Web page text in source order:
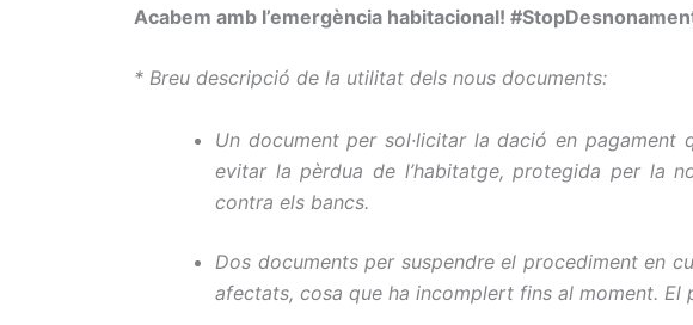
Acabem amb l’emergència habitacional!
* Breu descripció de la utilitat dels nous documents:
Un document per sol·licitar la dació en
evitar la pèrdua de l’habitatge, protegida per la
contra els bancs.
Dos documents per suspendre el procediment en
afectats, cosa que ha incomplert fins al moment.